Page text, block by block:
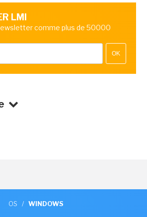
LMI
comme plus de 50000
OK
OS / WINDOWS